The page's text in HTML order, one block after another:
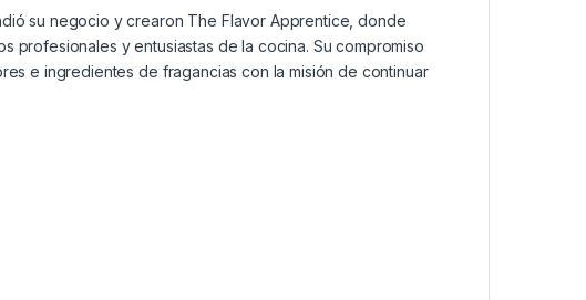
su negocio y crearon The Flavor Apprentice, donde
profesionales y entusiastas de la cocina. Su compromiso
e ingredientes de fragancias con la misión de continuar